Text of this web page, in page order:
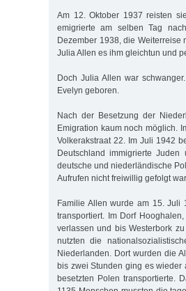
Am 12. Oktober 1937 reisten
emigrierte am selben Tag
Dezember 1938, die Weiterreise
Julia Allen es ihm gleichtun und
Doch Julia Allen war
Evelyn geboren.
Nach der Besetzung der
Emigration kaum noch möglich.
Volkerakstraat 22. Im Juli 1942
Deutschland immigrierte
deutsche und niederländische
Aufrufen nicht freiwillig gefolgt
Familie Allen wurde am 15. Juli
transportiert. Im Dorf
verlassen und bis Westerbork
nutzten die
Niederlanden. Dort wurden die
bis zwei Stunden ging es wieder
besetzten Polen transportierte.